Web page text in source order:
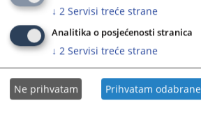
↓ 2 Servisi treće strane
Analitika o posjećenosti stranica
↓ 2 Servisi treće strane
Ne prihvatam Prihvatam odabrane